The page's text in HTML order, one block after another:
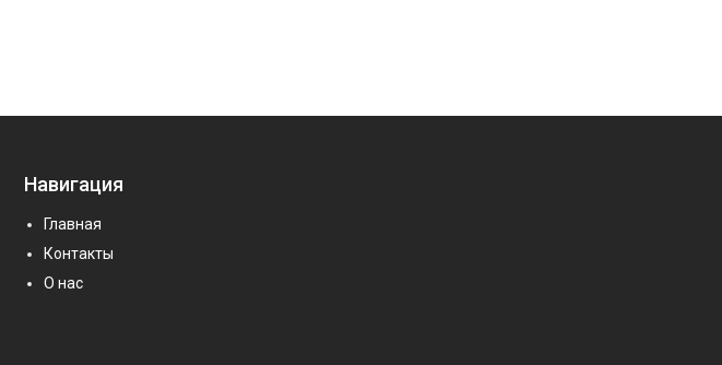
Навигация
Главная
Контакты
О нас